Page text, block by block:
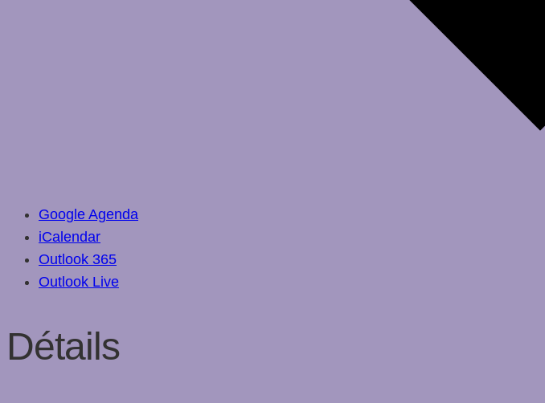
Google Agenda
iCalendar
Outlook 365
Outlook Live
Détails